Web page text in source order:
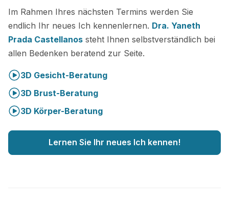
Im Rahmen Ihres nächsten Termins werden Sie
endlich Ihr neues Ich kennenlernen. Dra. Yaneth
Prada Castellanos steht Ihnen selbstverständlich bei
allen Bedenken beratend zur Seite.
3D Gesicht-Beratung
3D Brust-Beratung
3D Körper-Beratung
Lernen Sie Ihr neues Ich kennen!